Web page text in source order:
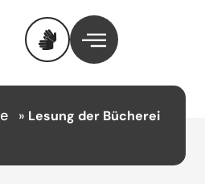
» Lesung der Bücherei